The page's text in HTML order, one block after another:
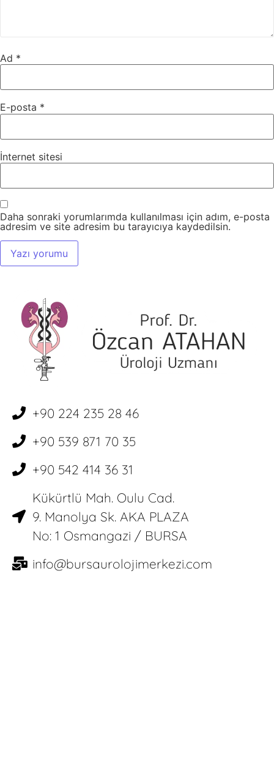
Ad *
E-posta *
İnternet sitesi
Daha sonraki yorumlarımda kullanılması için adım, e-posta
adresim ve site adresim bu tarayıcıya kaydedilsin.
+90 224 235 28 46
+90 539 871 70 35
+90 542 414 36 31
Kükürtlü Mah. Oulu Cad.
9. Manolya Sk. AKA PLAZA
No: 1 Osmangazi / BURSA
info@bursaurolojimerkezi.com